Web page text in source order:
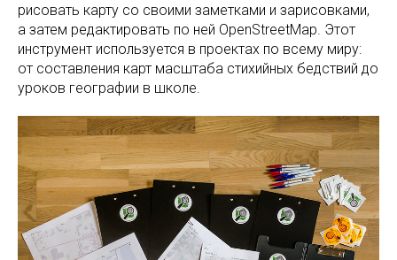
рисовать карту со своими заметками и зарисовками,
а затем редактировать по ней OpenStreetMap. Этот
инструмент используется в проектах по всему миру:
от составления карт масштаба стихийных бедствий до
уроков географии в школе.